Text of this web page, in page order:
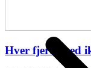
Hver fjerde ved